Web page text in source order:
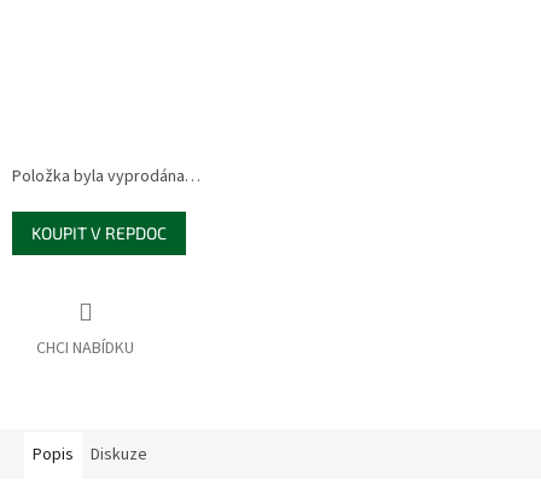
Položka byla vyprodána…
KOUPIT V REPDOC
Popis Diskuze